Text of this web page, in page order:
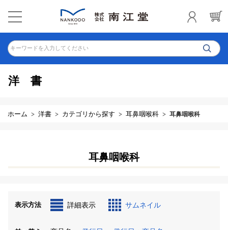
キーワードを入力してください
洋書
ホーム 洋書 カテゴリから探す 耳鼻咽喉科 耳鼻咽喉科
耳鼻咽喉科
表示方法 詳細表示 サムネイル